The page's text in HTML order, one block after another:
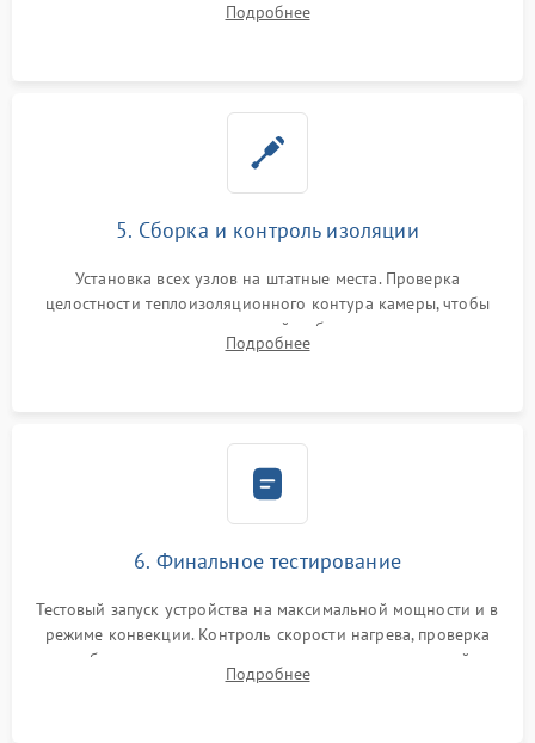
выгоревших реле, восстановление контактов и замена
Подробнее
5. Сборка и контроль изоляции
Установка всех узлов на штатные места. Проверка
целостности теплоизоляционного контура камеры, чтобы
исключить перегрев кухонной мебели и потерю тепла.
Надежная фиксация клемм и сборка корпуса шкафа.
Подробнее
6. Финальное тестирование
Тестовый запуск устройства на максимальной мощности и в
режиме конвекции. Контроль скорости нагрева, проверка
срабатывания термостата при достижении заданной
температуры и тест на отсутствие утечек тока.
Подробнее